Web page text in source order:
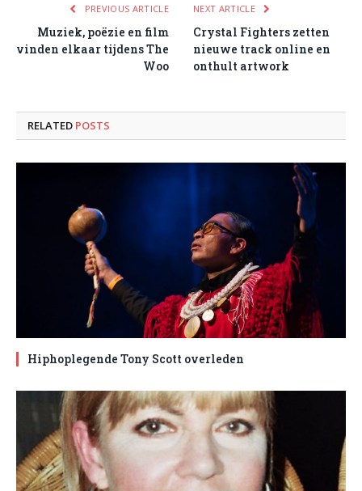
PREVIOUS ARTICLE
Muziek, poëzie en film
vinden elkaar tijdens The
Woo
NEXT ARTICLE
Crystal Fighters zetten
nieuwe track online en
onthult artwork
RELATED POSTS
Hiphoplegende Tony Scott overleden